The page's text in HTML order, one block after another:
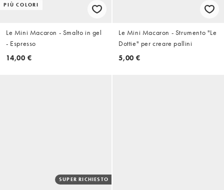
PIÙ COLORI
Le Mini Macaron - Smalto in gel
- Espresso
14,00 €
Le Mini Macaron - Strumento "Le
Dottie" per creare pallini
5,00 €
SUPER RICHIESTO